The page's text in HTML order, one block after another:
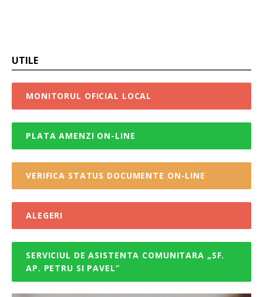
UTILE
MONITORUL OFICIAL LOCAL
PLATA AMENZI ON-LINE
VERIFICA STATUS DOCUMENTE ON-LINE
ALEGERI
SERVICIUL DE ASISTENTA COMUNITARA „SF.
AP. PETRU SI PAVEL”